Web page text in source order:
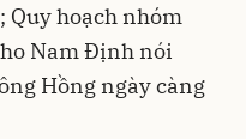
Quy hoạch nhóm
Nam Định nói
Hồng ngày càng